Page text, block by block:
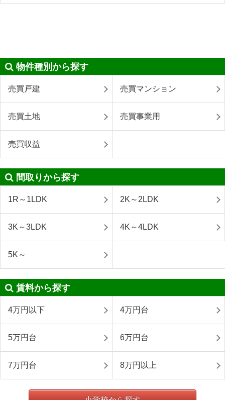
物件種別から探す
売買戸建 売買マンション
売買土地 売買事業用
売買収益
間取りから探す
1R～1LDK 2K～2LDK
3K～3LDK 4K～4LDK
5K～
賃料から探す
4万円以下 4万円台
5万円台 6万円台
7万円台 8万円以上